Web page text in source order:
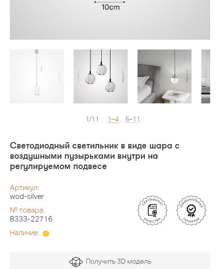
1/11 1–4 5–11
Светодиодный светильник в виде шара с
воздушными пузырьками внутри на
регулируемом подвесе
Артикул:
wod-silver
№ товара:
8333-22716
Наличие:
Получить 3D модель